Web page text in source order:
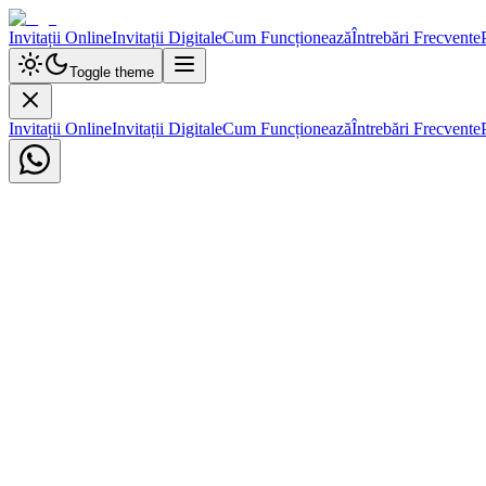
Invitații OnlineInvitații DigitaleCum FuncționeazăÎntrebări Frecvente
Toggle theme
Invitații OnlineInvitații DigitaleCum FuncționeazăÎntrebări Frecvente